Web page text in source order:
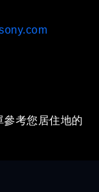
參考您居住地的